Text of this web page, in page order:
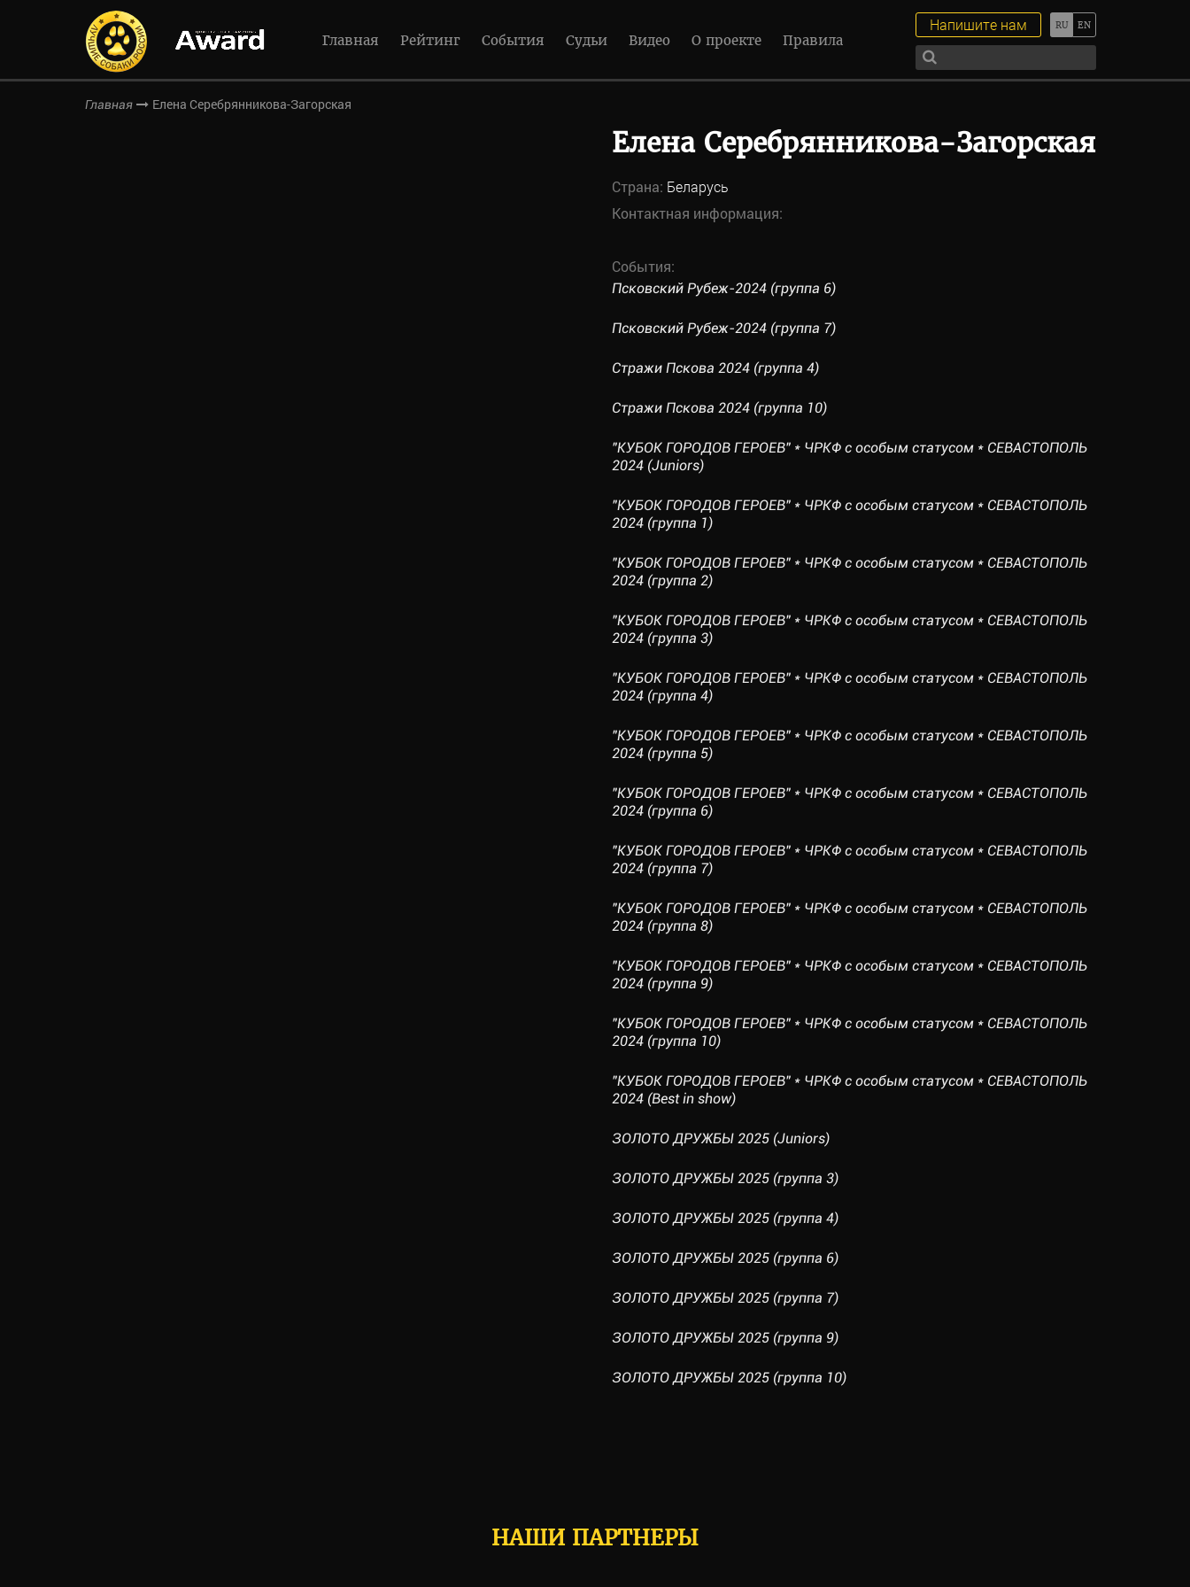
Главная Рейтинг События Судьи Видео О проекте Правила
Напишите нам
Главная Елена Серебрянникова-Загорская
Елена Серебрянникова-Загорская
Страна: Беларусь
Контактная информация:
События:
Псковский Рубеж-2024 (группа 6)
Псковский Рубеж-2024 (группа 7)
Стражи Пскова 2024 (группа 4)
Стражи Пскова 2024 (группа 10)
"КУБОК ГОРОДОВ ГЕРОЕВ" * ЧРКФ с особым статусом * СЕВАСТОПОЛЬ
2024 (Juniors)
"КУБОК ГОРОДОВ ГЕРОЕВ" * ЧРКФ с особым статусом * СЕВАСТОПОЛЬ
2024 (группа 1)
"КУБОК ГОРОДОВ ГЕРОЕВ" * ЧРКФ с особым статусом * СЕВАСТОПОЛЬ
2024 (группа 2)
"КУБОК ГОРОДОВ ГЕРОЕВ" * ЧРКФ с особым статусом * СЕВАСТОПОЛЬ
2024 (группа 3)
"КУБОК ГОРОДОВ ГЕРОЕВ" * ЧРКФ с особым статусом * СЕВАСТОПОЛЬ
2024 (группа 4)
"КУБОК ГОРОДОВ ГЕРОЕВ" * ЧРКФ с особым статусом * СЕВАСТОПОЛЬ
2024 (группа 5)
"КУБОК ГОРОДОВ ГЕРОЕВ" * ЧРКФ с особым статусом * СЕВАСТОПОЛЬ
2024 (группа 6)
"КУБОК ГОРОДОВ ГЕРОЕВ" * ЧРКФ с особым статусом * СЕВАСТОПОЛЬ
2024 (группа 7)
"КУБОК ГОРОДОВ ГЕРОЕВ" * ЧРКФ с особым статусом * СЕВАСТОПОЛЬ
2024 (группа 8)
"КУБОК ГОРОДОВ ГЕРОЕВ" * ЧРКФ с особым статусом * СЕВАСТОПОЛЬ
2024 (группа 9)
"КУБОК ГОРОДОВ ГЕРОЕВ" * ЧРКФ с особым статусом * СЕВАСТОПОЛЬ
2024 (группа 10)
"КУБОК ГОРОДОВ ГЕРОЕВ" * ЧРКФ с особым статусом * СЕВАСТОПОЛЬ
2024 (Best in show)
ЗОЛОТО ДРУЖБЫ 2025 (Juniors)
ЗОЛОТО ДРУЖБЫ 2025 (группа 3)
ЗОЛОТО ДРУЖБЫ 2025 (группа 4)
ЗОЛОТО ДРУЖБЫ 2025 (группа 6)
ЗОЛОТО ДРУЖБЫ 2025 (группа 7)
ЗОЛОТО ДРУЖБЫ 2025 (группа 9)
ЗОЛОТО ДРУЖБЫ 2025 (группа 10)
НАШИ ПАРТНЕРЫ